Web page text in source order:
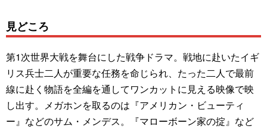
見どころ
第1次世界大戦を舞台にした戦争ドラマ。戦地に赴いたイギ
リス兵士二人が重要な任務を命じられ、たった二人で最前
線に赴く物語を全編を通してワンカットに見える映像で映
し出す。メガホンを取るのは『アメリカン・ビューティ
ー』などのサム・メンデス。『マローボーン家の掟』など